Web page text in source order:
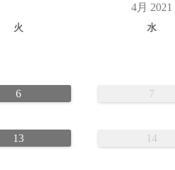
4月 2021
火 水
6 7
13 14